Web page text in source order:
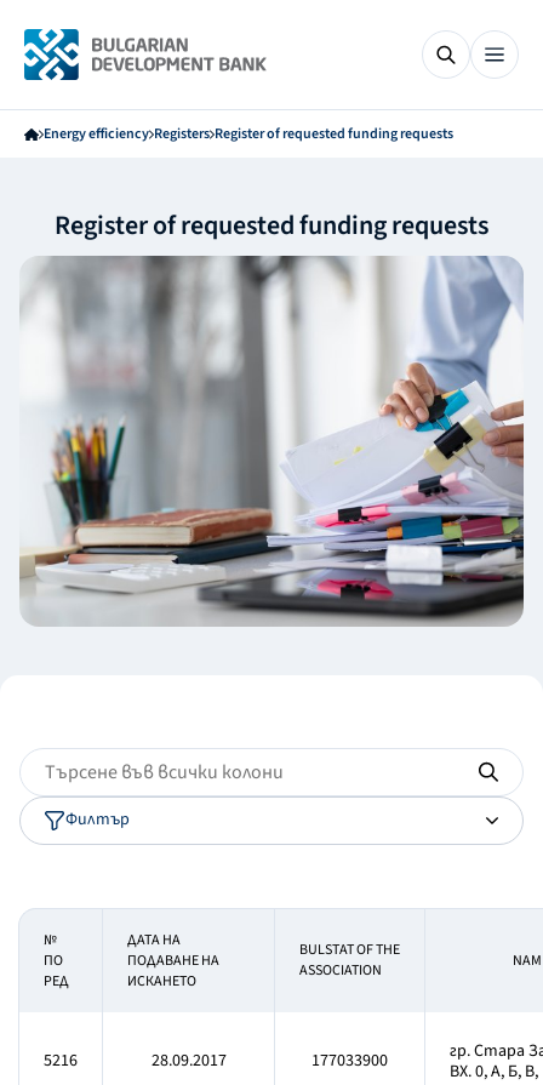
Energy efficiency Registers Register of requested funding requests
Register of requested funding requests
Филтър
№
ПО
РЕД
ДАТА НА
ПОДАВАНЕ НА
ИСКАНЕТО
BULSTAT OF THE
ASSOCIATION
5216 28.09.2017 177033900
гр. Стара
ВХ. 0, А, Б, В,